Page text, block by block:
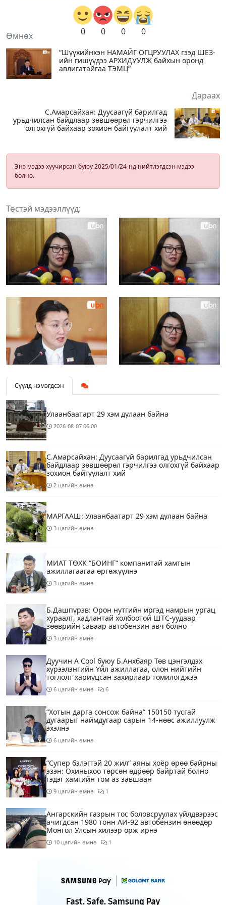
0 0 0 0
Өмнөх
“Шүүхийнхэн НАМАЙГ ОГЦРУУЛАХ гээд ШЕЗ-
ийн гишүүдээ АРХИДУУЛЖ байхын оронд
авлигатайгаа ТЭМЦ“
Дараах
С.Амарсайхан: Дуусаагүй барилгад
урьдчилсан байдлаар зөвшөөрөл гэрчилгээ
олгохгүй байхаар зохион байгуулалт хий
Энэ мэдээ хуучирсан буюу 2025/01/24-нд нийтлэгдсэн мэдээ
болно.
Төстэй мэдээллүүд:
Сүүлд нэмэгдсэн
Улаанбаатарт 29 хэм дулаан байна
2026-08-07 06:00
С.Амарсайхан: Дуусаагүй барилгад урьдчилсан
байдлаар зөвшөөрөл гэрчилгээ олгохгүй байхаар
зохион байгуулалт хий
2 цагийн өмнө
МАРГААШ: Улаанбаатарт 29 хэм дулаан байна
3 цагийн өмнө
МИАТ ТӨХК “БОИНГ“ компанитай хамтын
ажиллагаагаа өргөжүүлнэ
3 цагийн өмнө
Б.Дашпүрэв: Орон нутгийн иргэд намрын ургац
хураалт, хадлантай холбоотой ШТС-уудаар
зөөврийн саваар автобензин авч болно
3 цагийн өмнө
Дуучин A Cool буюу Б.Анхбаяр Төв цэнгэлдэх
хүрээлэнгийн Үйл ажиллагаа, олон нийтийн
тоглолт хариуцсан захирлаар томилогджээ
6 цагийн өмнө 6
“Хотын дарга сонсож байна” 150150 тусгай
дугаарыг наймдугаар сарын 14-нөөс ажиллуулж
эхэлнэ
6 цагийн өмнө
“Супер бэлэгтэй 20 жил“ аяны хоёр өрөө байрны
эзэн: Охиныхоо төрсөн өдрөөр байртай болно
гэдэг хамгийн том аз завшаан
9 цагийн өмнө 1
Ангарскийн газрын тос боловсруулах үйлдвэрээс
ачигдсан 1980 тонн АИ-92 автобензин өнөөдөр
Монгол Улсын хилээр орж ирнэ
10 цагийн өмнө 1
төрийн бодлогын хомсдол үүсээд байна